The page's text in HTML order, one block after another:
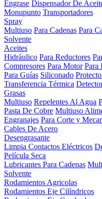
Engrase Dispensador De
Monupunto Transportadores
Spray
Multiuso Para Cadenas Para
Solvente
Aceites
Hidráulico Para Reductores
Compresores Para Motor Para
Para Guías Siliconado
Transferencia Térmica
Grasas
Multiuso Repelentes Al Agua
Pasta De Cobre Multiuso
Engranajes Para Corte y
Cables De Acero
Desengrasante
Limpia Contactos Eléctricos
Película Seca
Lubricantes Para Cadenas
Solvente
Rodamientos Agricolas
Rodamientos Eje Cilíndricos